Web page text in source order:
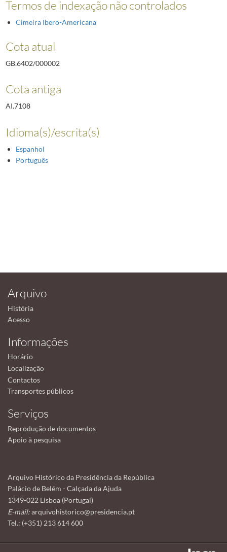
Termos de indexação não controlados
Cimeira Ibero-Americana
Cota atual
GB.6402/000002
Cota antiga
AI.7108
Idioma(s)/escrita(s)
Espanhol
Português
Arquivo
História
Acesso
Informações
Horário
Localização
Contactos
Transportes públicos
Serviços
Reprodução de documentos
Apoio à pesquisa
Arquivo Histórico da Presidência da República
Palácio de Belém - Calçada da Ajuda
1349-022 Lisboa (Portugal)
E-mail:arquivohistorico@presidencia.pt
Tel.: (+351) 213 614 600